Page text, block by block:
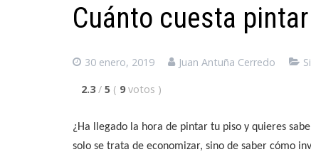
Cuánto cuesta
30 enero, 2019 Juan Antuña Cerredo
2.3 / 5 ( 9 votos )
¿Ha llegado la hora de pintar tu piso y quieres
solo se trata de economizar, sino de saber cómo